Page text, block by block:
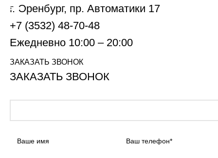
г. Оренбург, пр. Автоматики 17
+7 (3532) 48-70-48
Ежедневно 10:00 – 20:00
ЗАКАЗАТЬ ЗВОНОК
ЗАКАЗАТЬ ЗВОНОК
АКЦИЯ
АКЦИЯ
АКЦИЯ
АКЦИЯ
АКЦИЯ
АКЦИЯ
АКЦИЯ
АКЦИЯ
АКЦИЯ